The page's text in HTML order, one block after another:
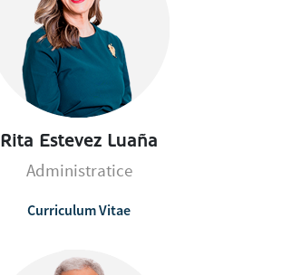
Rita Estevez Luaña
Administratice
Curriculum Vitae